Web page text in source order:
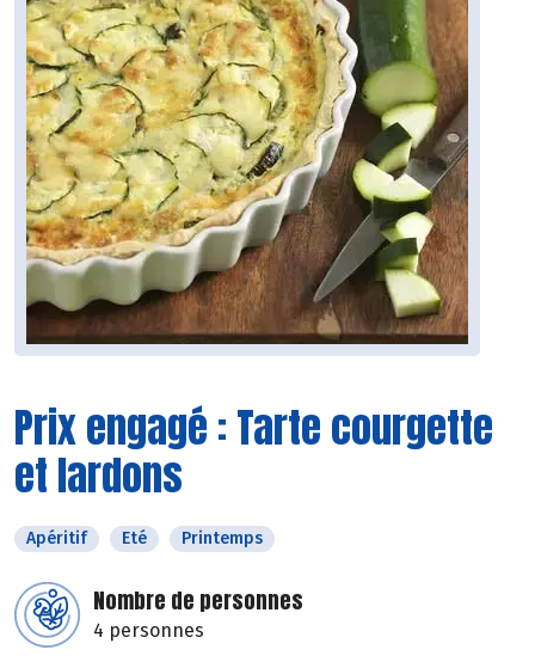
Prix engagé : Tarte courgette
et lardons
Apéritif Eté Printemps
Nombre de personnes
4 personnes